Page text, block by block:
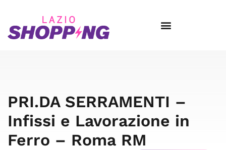
PRI.DA SERRAMENTI –
Infissi e Lavorazione in
Ferro – Roma RM